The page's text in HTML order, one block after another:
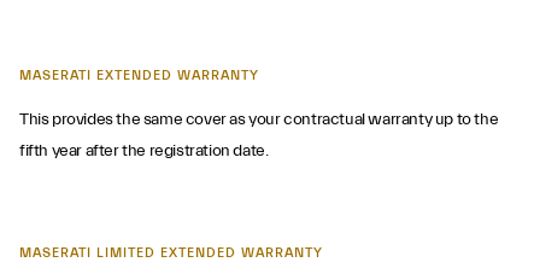
MASERATI EXTENDED WARRANTY
This provides the same cover as your contractual warranty up to the
fifth year after the registration date.
MASERATI LIMITED EXTENDED WARRANTY